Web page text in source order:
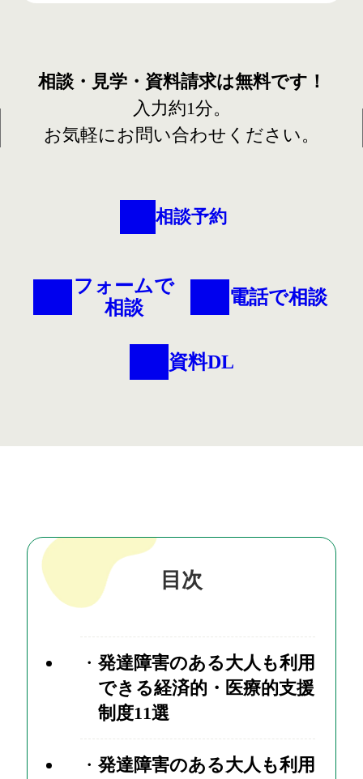
相談・見学・資料請求は無料です！
入力約1分。
お気軽にお問い合わせください。
相談予約
フォームで
相談
電話で相談
資料DL
目次
発達障害のある大人も利用
できる経済的・医療的支援
制度11選
発達障害のある大人も利用